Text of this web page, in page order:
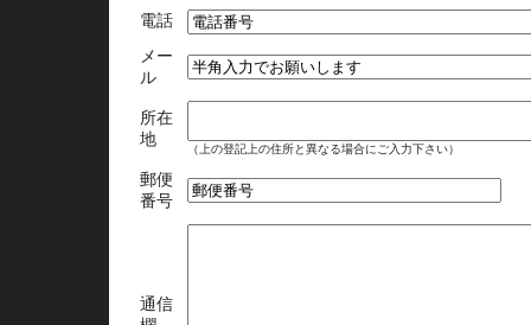
電話
メー
ル
所在
地
（上の登記上の住所と異なる場合にご入力下さい）
郵便
番号
通信